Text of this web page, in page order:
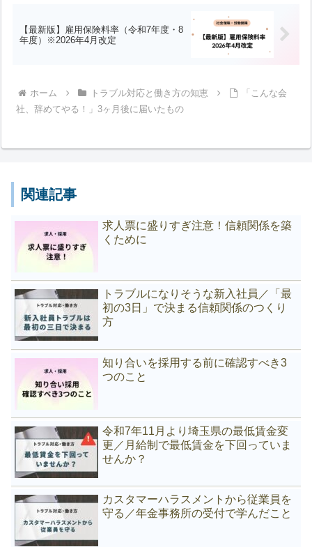
【最新版】雇用保険料率（令和7年度・8
年度）※2026年4月改定
ホーム トラブル対応と働き方の知恵
「こんな会
社、辞めてやる！」3ヶ月後に届いたもの
関連記事
求人票に盛りすぎ注意！信頼関係を築
くために
トラブルになりそうな新入社員／「最
初の3日」で決まる信頼関係のつくり
方
知り合いを採用する前に確認すべき3
つのこと
令和7年11月より埼玉県の最低賃金変
更／月給制で最低賃金を下回っていま
せんか？
カスタマーハラスメントから従業員を
守る／年金事務所の受付で学んだこと